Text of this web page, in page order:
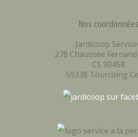
Nos coordonnées
Jardicoop
278 Chaussée
CS 90458
59338 Tourcoing